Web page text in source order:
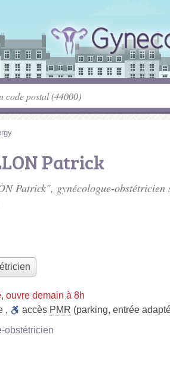
Patrick
Patrick", gynécologue-obstétricien
ouvre demain à 8h
, accès PMR (parking, entrée
obstétricien